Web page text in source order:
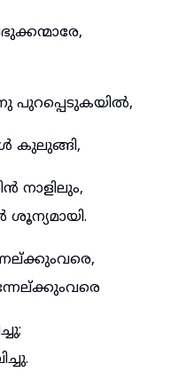
പുറപ്പെടുകയിൽ,
കുലുങ്ങി,
നാളിലും,